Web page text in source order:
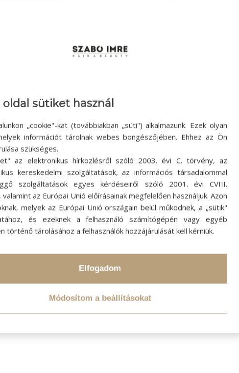
rólunk:
leiratkozási linkre
weboldalunkon talál.
below to subscribe, you
to Mailchimp for processing.
oldal sütiket használ
„cookie"-kat (továbbiakban „süti") alkalmazunk. Ezek olyan
információt tárolnak webes böngészőjében. Ehhez az Ön
szükséges.
az elektronikus hírközlésről szóló 2003. évi C. törvény, az
kereskedelmi szolgáltatások, az információs társadalommal
szolgáltatások egyes kérdéseiről szóló 2001. évi CVIII.
az Európai Unió előírásainak megfelelően használjuk. Azon
melyek az Európai Unió országain belül működnek, a „sütik"
és ezeknek a felhasználó számítógépén vagy egyéb
történő tárolásához a felhasználók hozzájárulását kell kérniük.
Elfogadom
Módosítom a beállításokat